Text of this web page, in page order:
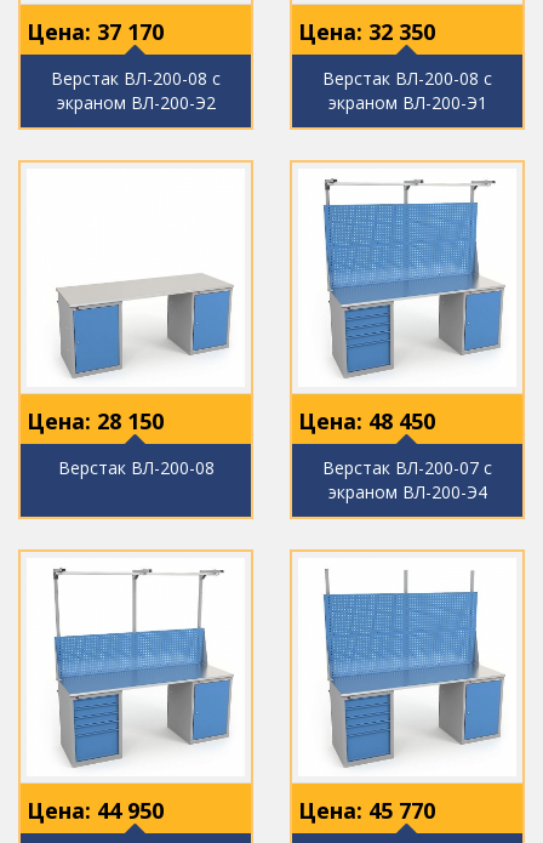
Цена: 37 170
Верстак ВЛ-200-08 с
экраном ВЛ-200-Э2
Цена: 32 350
Верстак ВЛ-200-08 с
экраном ВЛ-200-Э1
Цена: 28 150
Верстак ВЛ-200-08
Цена: 48 450
Верстак ВЛ-200-07 с
экраном ВЛ-200-Э4
Цена: 44 950 Цена: 45 770